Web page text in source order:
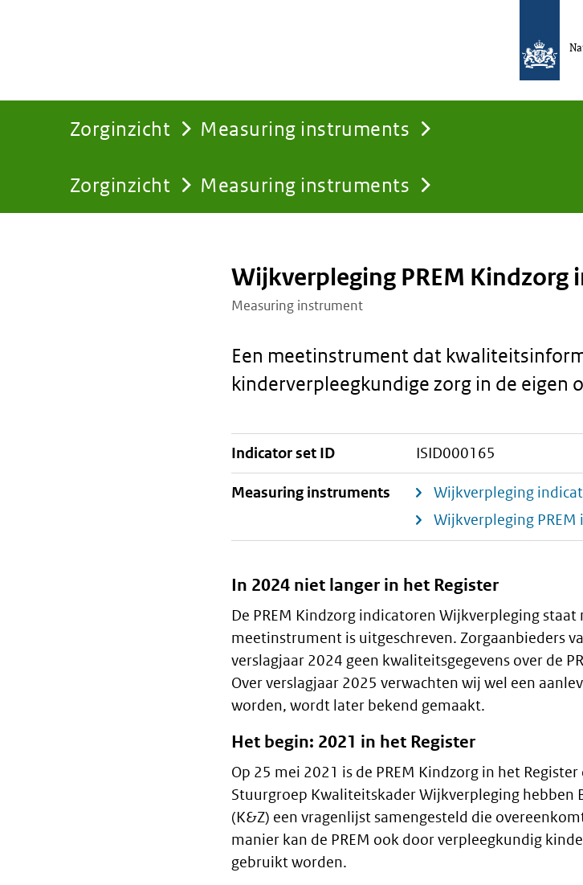
Zorginzicht Measuring instruments
You
Zorginzicht Measuring instruments
Wijkverpleging PREM Kindzorg
Measuring instrument
Een meetinstrument dat
kinderverpleegkundige zorg in de eigen
Staalkaart
Indicator set ID ISID000165
Measuring instruments
Wijkverpleging
Wijkverpleging
Algemeen
In 2024 niet langer in het Register
De PREM Kindzorg indicatoren Wijkverpleging
meetinstrument is uitgeschreven. Zorgaanbieders
verslagjaar 2024 geen kwaliteitsgegevens over de
Over verslagjaar 2025 verwachten wij wel een
worden, wordt later bekend gemaakt.
Het begin: 2021 in het Register
Op 25 mei 2021 is de PREM Kindzorg in het
Stuurgroep Kwaliteitskader Wijkverpleging hebben
(K&Z) een vragenlijst samengesteld die
manier kan de PREM ook door verpleegkundig
gebruikt worden.